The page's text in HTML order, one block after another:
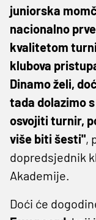
juniorska
nacionalno
kvalitetom
klubova
Dinamo želi,
tada dolazimo
osvojiti turnir,
više biti šesti",
dopredsjednik
Akademije.
Doći će